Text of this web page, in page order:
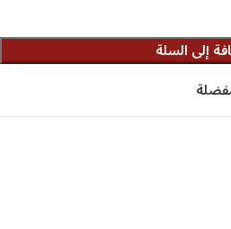
إلى السلة